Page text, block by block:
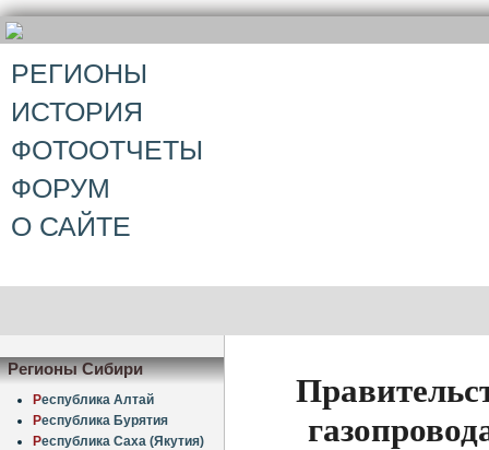
РЕГИОНЫ
ИСТОРИЯ
ФОТООТЧЕТЫ
ФОРУМ
О САЙТЕ
Регионы Сибири
Республика Алтай
Республика Бурятия
Республика Саха (Якутия)